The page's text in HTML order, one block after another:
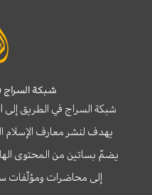
شبكة السراج
شبكة السراج في الطريق إلى
يهدف لنشر معارف الإسلام
يضمّ بساتين من المحتوى
إلى محاضرات ومؤلّفات